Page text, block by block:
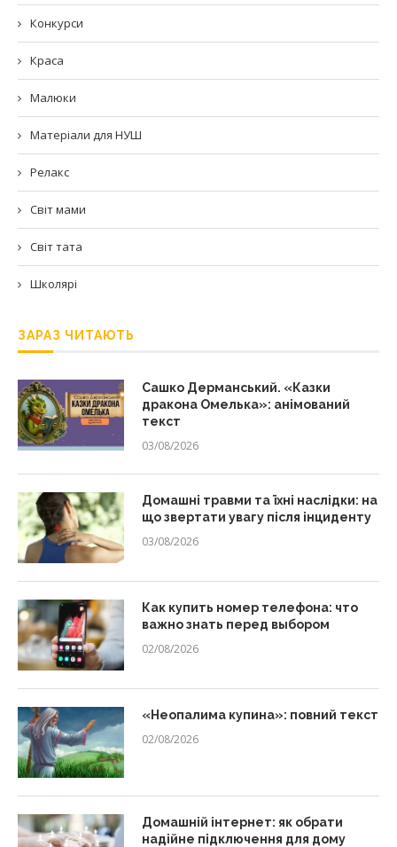
Конкурси
Краса
Малюки
Матеріали для НУШ
Релакс
Світ мами
Світ тата
Школярі
ЗАРАЗ ЧИТАЮТЬ
Сашко Дерманський. «Казки
дракона Омелька»: анімований
текст
03/08/2026
Домашні травми та їхні наслідки: на
що звертати увагу після інциденту
03/08/2026
Как купить номер телефона: что
важно знать перед выбором
02/08/2026
«Неопалима купина»: повний текст
02/08/2026
Домашній інтернет: як обрати
надійне підключення для дому